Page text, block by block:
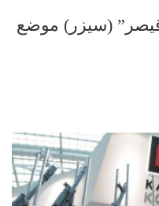
قيصر” (سيزر) موضع